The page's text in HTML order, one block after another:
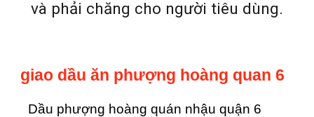
và phải chăng cho người tiêu dùng.
giao dầu ăn phượng hoàng quan 6
Dầu phượng hoàng quán nhậu quận 6